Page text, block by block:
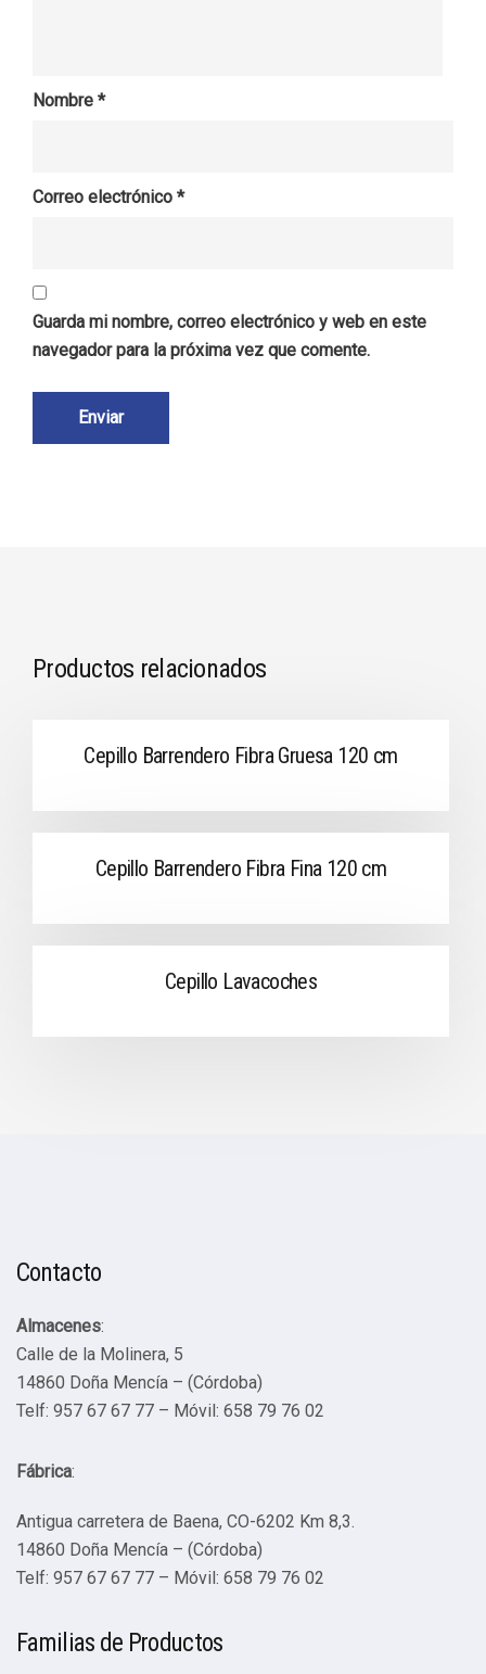
Nombre *
Correo electrónico *
Guarda mi nombre, correo electrónico y web en este
navegador para la próxima vez que comente.
Productos relacionados
Cepillo Barrendero Fibra Gruesa 120 cm
Cepillo Barrendero Fibra Fina 120 cm
Cepillo Lavacoches
Contacto
Almacenes:
Calle de la Molinera, 5
14860 Doña Mencía – (Córdoba)
Telf: 957 67 67 77 – Móvil: 658 79 76 02
Fábrica:
Antigua carretera de Baena, CO-6202 Km 8,3.
14860 Doña Mencía – (Córdoba)
Telf: 957 67 67 77 – Móvil: 658 79 76 02
Familias de Productos